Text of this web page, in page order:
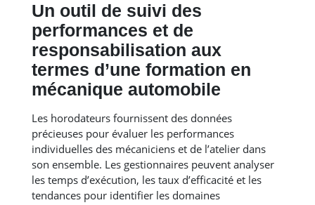
Un outil de suivi des
performances et de
responsabilisation aux
termes d’une formation en
mécanique automobile
Les horodateurs fournissent des données
précieuses pour évaluer les performances
individuelles des mécaniciens et de l’atelier dans
son ensemble. Les gestionnaires peuvent analyser
les temps d’exécution, les taux d’efficacité et les
tendances pour identifier les domaines